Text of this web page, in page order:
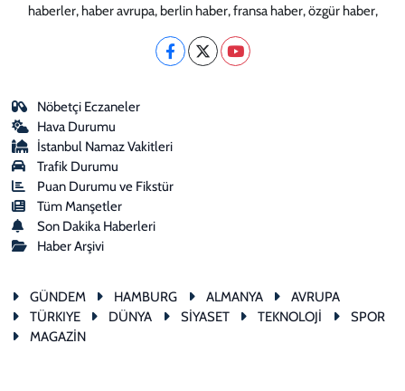
haberler, haber avrupa, berlin haber, fransa haber, özgür haber,
Nöbetçi Eczaneler
Hava Durumu
İstanbul Namaz Vakitleri
Trafik Durumu
Puan Durumu ve Fikstür
Tüm Manşetler
Son Dakika Haberleri
Haber Arşivi
GÜNDEM HAMBURG ALMANYA
AVRUPA
TÜRKIYE
DÜNYA SİYASET TEKNOLOJİ
SPOR
MAGAZİN